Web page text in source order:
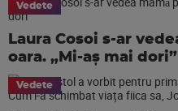
Vedete
Laura Cosoi s-ar
oara. „Mi-aș mai dori”
Vedete